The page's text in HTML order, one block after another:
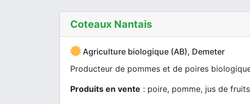
Coteaux Nantais
Agriculture biologique (AB), Demeter
Producteur de pommes et de poires
Produits en vente : poire, pomme, jus de